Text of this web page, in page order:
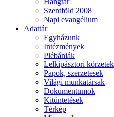
Hangtár
Szentföld 2008
Napi evangélium
Adattár
Egyházunk
Intézmények
Plébániák
Lelkipásztori körzetek
Papok, szerzetesek
Világi munkatársak
Dokumentumok
Kitüntetések
Térkép